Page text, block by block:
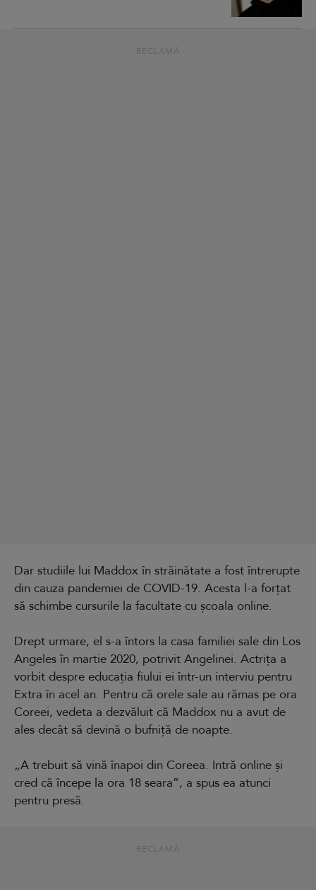
RECLAMĂ
Dar studiile lui Maddox în străinătate a fost întrerupte
din cauza pandemiei de COVID-19. Acesta l-a forțat
să schimbe cursurile la facultate cu școala online.
Drept urmare, el s-a întors la casa familiei sale din Los
Angeles în martie 2020, potrivit Angelinei. Actrița a
vorbit despre educația fiului ei într-un interviu pentru
Extra în acel an. Pentru că orele sale au rămas pe ora
Coreei, vedeta a dezvăluit că Maddox nu a avut de
ales decât să devină o bufniță de noapte.
„A trebuit să vină înapoi din Coreea. Intră online și
cred că începe la ora 18 seara”, a spus ea atunci
pentru presă.
RECLAMĂ